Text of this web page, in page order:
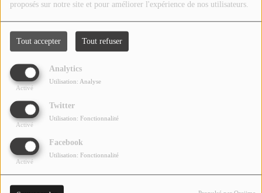
proposés sur notre site et pour améliorer l'expérience de nos utilisateurs.
Tout accepter Tout refuser
Analytics
Activé
Utilisation: Analyse
Twitter
Activé
Utilisation: Fonctionnalité
Facebook
Activé
Utilisation: Fonctionnalité
CONTACTEZ-NOUS !
Se connecter